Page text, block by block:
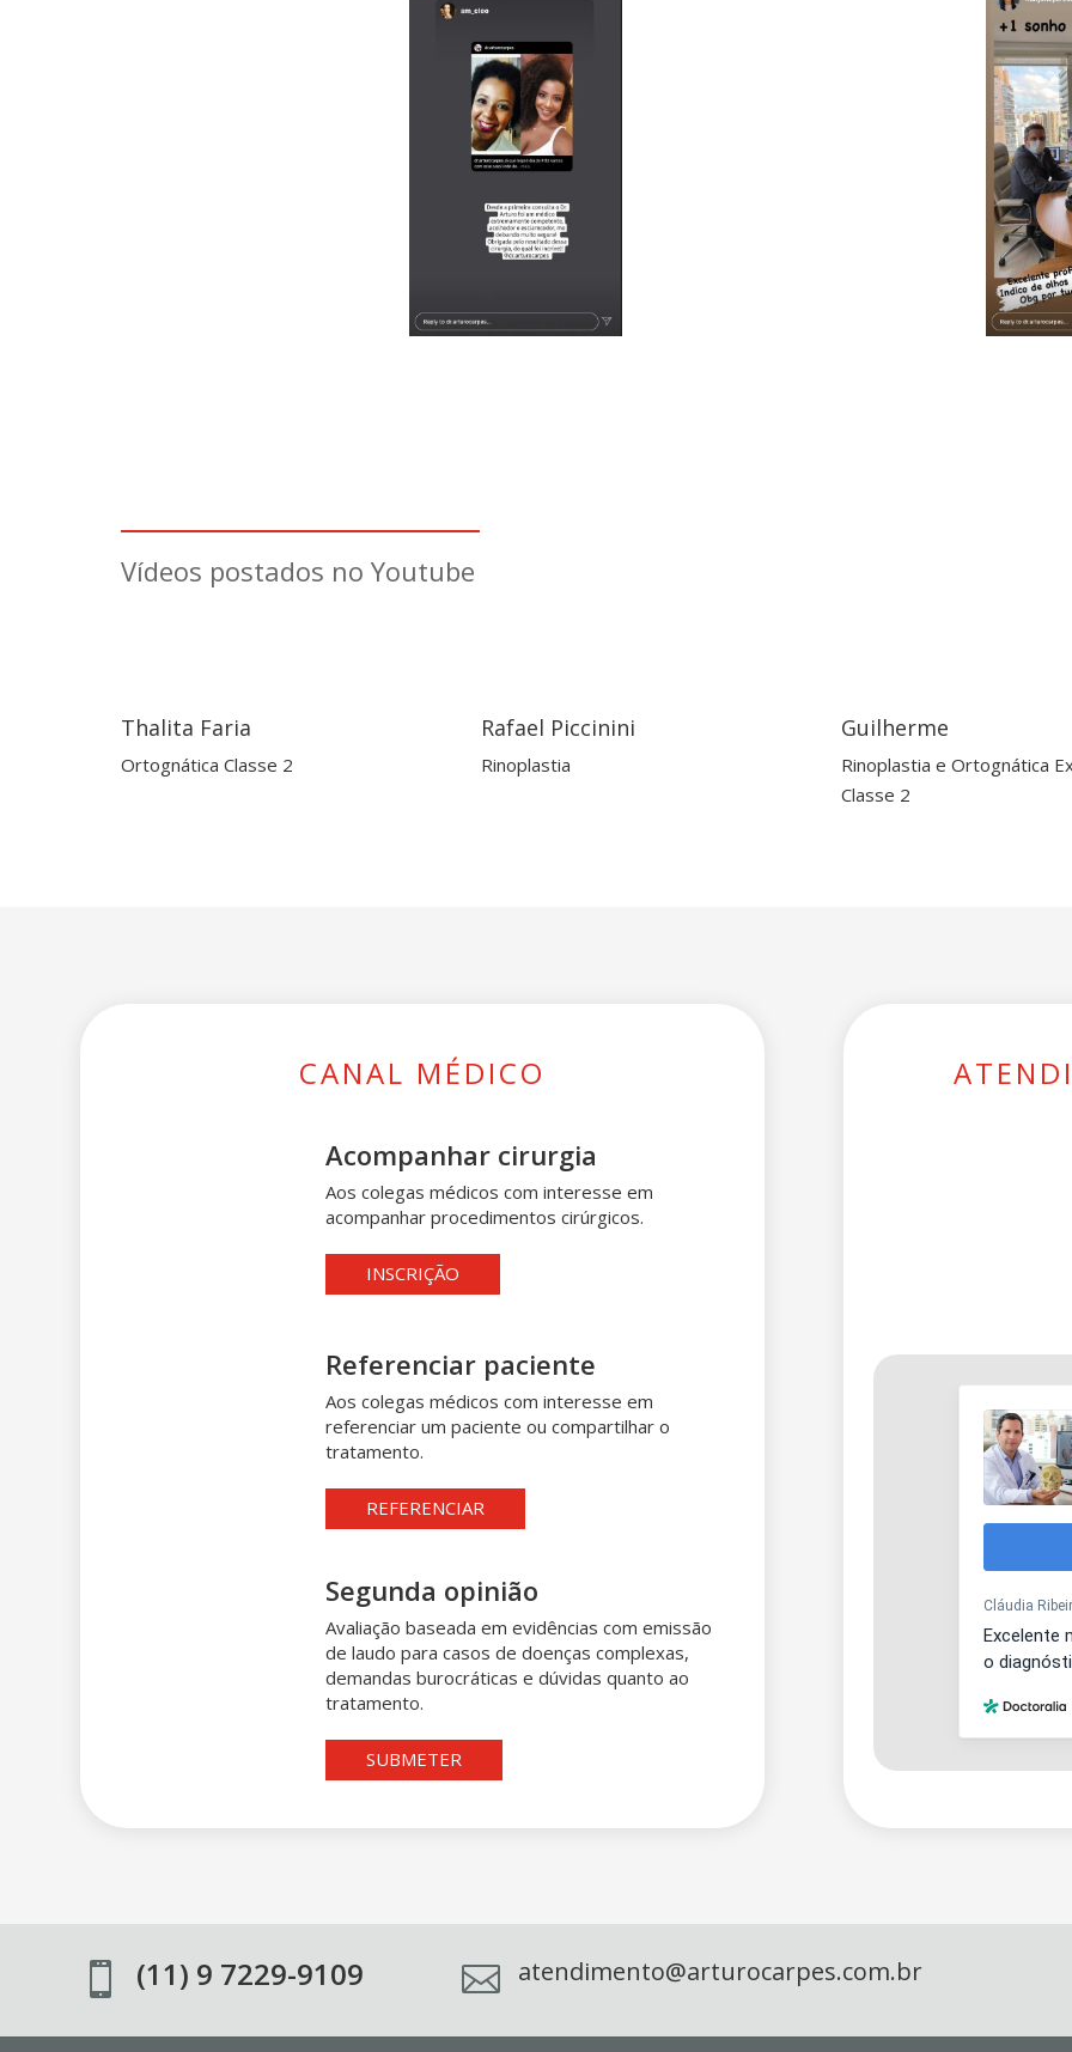
Vídeos postados no Youtube
Thalita Faria
Ortognática Classe 2
Rafael Piccinini
Rinoplastia
Guilherme
Rinoplastia e Ortognática
Classe 2
CANAL MÉDICO
Acompanhar cirurgia
Aos colegas médicos com interesse em
acompanhar procedimentos cirúrgicos.
INSCRIÇÃO
Referenciar paciente
Aos colegas médicos com interesse em
referenciar um paciente ou compartilhar o
tratamento.
REFERENCIAR
Segunda opinião
Avaliação baseada em evidências com emissão
de laudo para casos de doenças complexas,
demandas burocráticas e dúvidas quanto ao
tratamento.
SUBMETER
 (11) 9 7229-9109  atendimento@arturocarpes.com.br